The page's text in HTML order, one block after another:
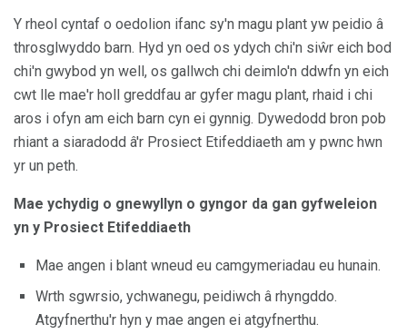
Y rheol cyntaf o oedolion ifanc sy'n magu plant yw peidio â
throsglwyddo barn. Hyd yn oed os ydych chi'n siŵr eich bod
chi'n gwybod yn well, os gallwch chi deimlo'n ddwfn yn eich
cwt lle mae'r holl greddfau ar gyfer magu plant, rhaid i chi
aros i ofyn am eich barn cyn ei gynnig. Dywedodd bron pob
rhiant a siaradodd â'r Prosiect Etifeddiaeth am y pwnc hwn
yr un peth.
Mae ychydig o gnewyllyn o gyngor da gan gyfweleion
yn y Prosiect Etifeddiaeth
Mae angen i blant wneud eu camgymeriadau eu hunain.
Wrth sgwrsio, ychwanegu, peidiwch â rhyngddo.
Atgyfnerthu'r hyn y mae angen ei atgyfnerthu.